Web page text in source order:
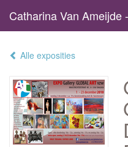
Alle exposities